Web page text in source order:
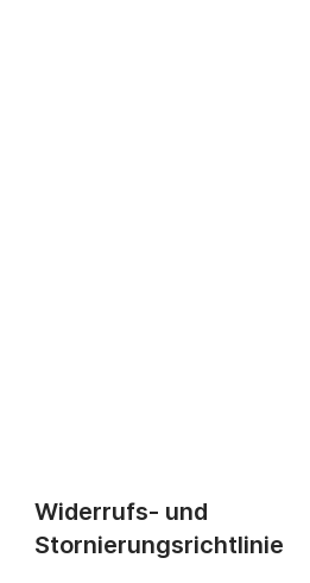
Widerrufs- und
Stornierungsrichtlinie